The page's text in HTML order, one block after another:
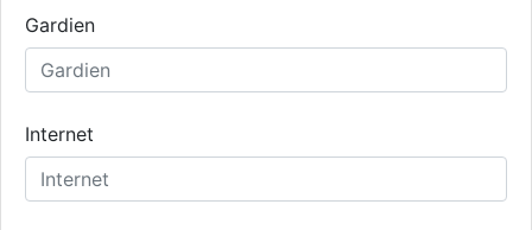
Gardien
Internet